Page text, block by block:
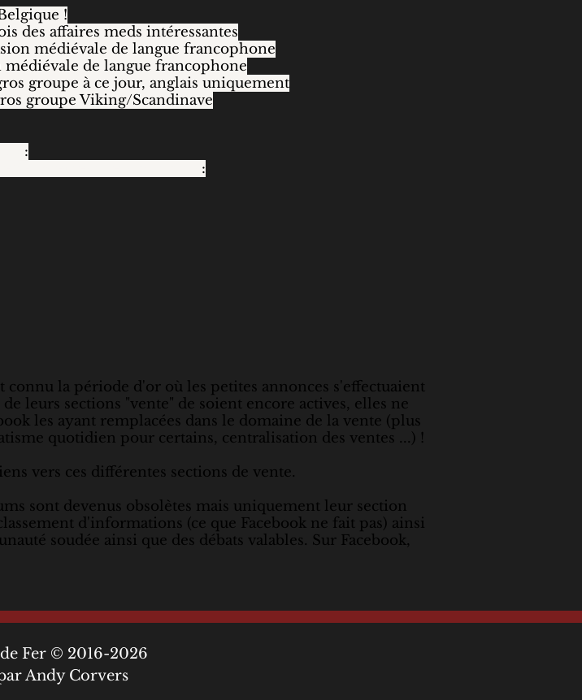
!
des affaires meds intéressantes
médiévale de langue francophone
médiévale de langue francophone
groupe à ce jour, anglais uniquement
groupe Viking/Scandinave
:
:
la période d'or où les petites annonces s'effectuaient
leurs sections "vente" de soient encore actives, elles ne
les ayant remplacées dans le domaine de la vente (plus
quotidien pour certains, centralisation des ventes ...) !
vers ces différentes sections de vente.
sont devenus obsolètes mais uniquement leur section
d'informations (ce que Facebook ne fait pas) ainsi
soudée ainsi que des débats valables. Sur Facebook,
Fer © 2016-2026
Andy Corvers